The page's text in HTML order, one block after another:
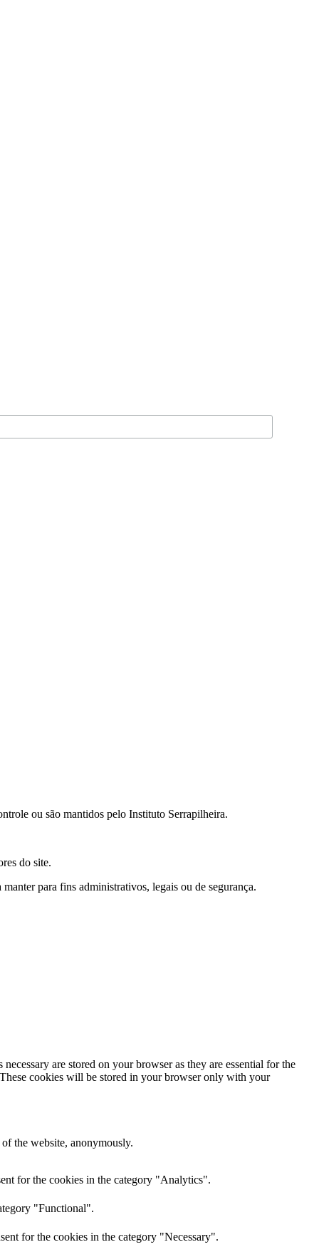
ou são mantidos pelo Instituto Serrapilheira.
do site.
para fins administrativos, legais ou de segurança.
are stored on your browser as they are essential for the
cookies will be stored in your browser only with your
the website, anonymously.
for the cookies in the category "Analytics".
"Functional".
for the cookies in the category "Necessary".